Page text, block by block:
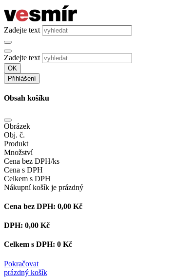
Zadejte text
Zadejte text
OK
Přihlášení
Obsah košíku
Obrázek
Obj. č.
Produkt
Množství
Cena bez DPH/ks
Cena s DPH
Celkem s DPH
Nákupní košík je prázdný
Cena bez DPH: 0,00 Kč
DPH: 0,00 Kč
Celkem s DPH: 0 Kč
Pokračovat
prázdný košík